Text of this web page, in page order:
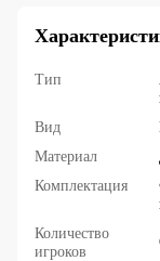
Тип
Вид
Материал
Комплектация
Количество
игроков